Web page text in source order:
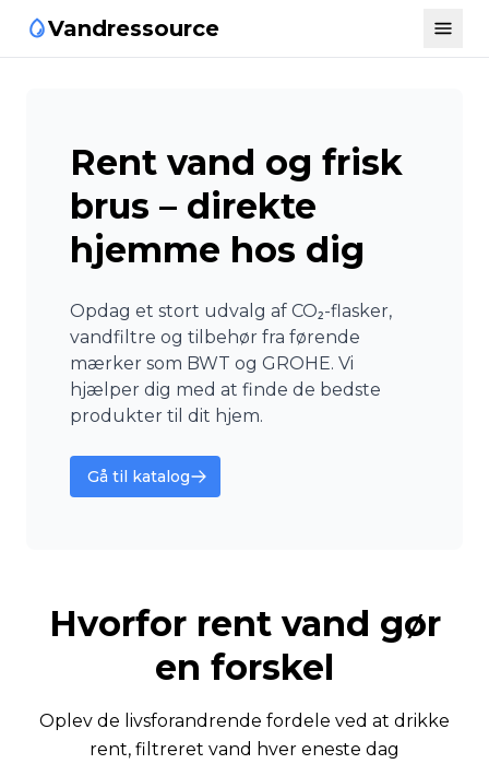
Vandressource
Rent vand og frisk
brus – direkte
hjemme hos dig
Opdag et stort udvalg af CO₂-flasker,
vandfiltre og tilbehør fra førende
mærker som BWT og GROHE. Vi
hjælper dig med at finde de bedste
produkter til dit hjem.
Gå til katalog
Hvorfor rent vand gør
en forskel
Oplev de livsforandrende fordele ved at drikke
rent, filtreret vand hver eneste dag